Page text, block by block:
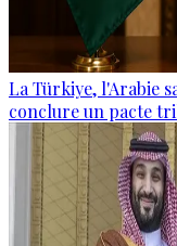
La Türkiye, l'Arabie
conclure un pacte